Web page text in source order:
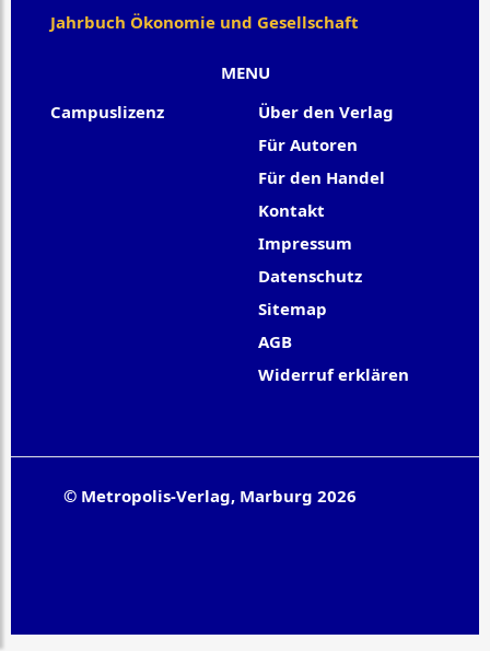
MENU
Campuslizenz
Über den Verlag
Für Autoren
Für den Handel
Kontakt
Impressum
Datenschutz
Sitemap
AGB
Widerruf erklären
Jahrbuch Ökonomie und Gesellschaft
© Metropolis-Verlag, Marburg 2026